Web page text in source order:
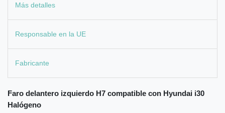
Más detalles
Responsable en la UE
Fabricante
Faro delantero izquierdo H7 compatible con Hyundai i30
Halógeno